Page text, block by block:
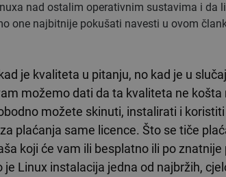
nad ostalim operativnim sustavima i da
one najbitnije pokušati navesti u ovom
je kvaliteta u pitanju, no kad je u
možemo dati da ta kvaliteta ne
možete skinuti, instalirati i
plaćanja same licence. Što se tiče
koji će vam ili besplatno ili po
Linux instalacija jedna od najbržih,